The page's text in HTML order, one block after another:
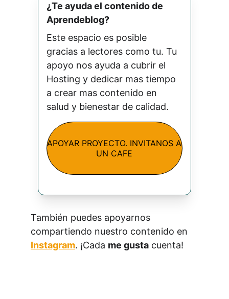
¿Te ayuda el contenido de
Aprendeblog?
Este espacio es posible
gracias a lectores como tu. Tu
apoyo nos ayuda a cubrir el
Hosting y dedicar mas tiempo
a crear mas contenido en
salud y bienestar de calidad.
También puedes apoyarnos
compartiendo nuestro contenido en
Instagram. ¡Cada me gusta cuenta!
APOYAR PROYECTO. INVITANOS A
UN CAFE